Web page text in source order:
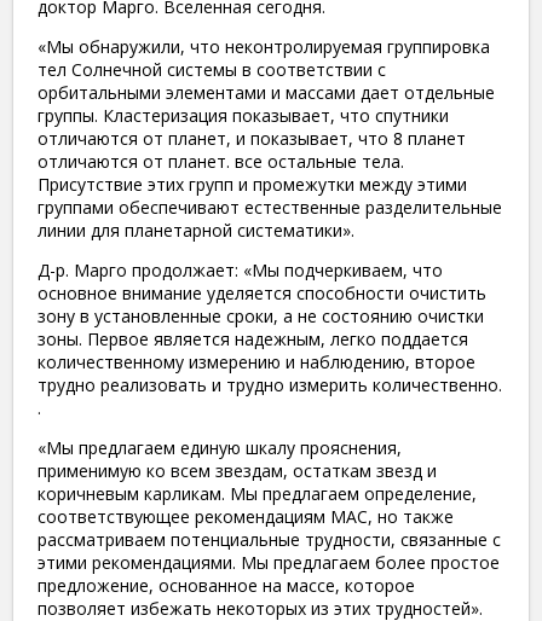
доктор Марго. Вселенная сегодня.
«Мы обнаружили, что неконтролируемая группировка
тел Солнечной системы в соответствии с
орбитальными элементами и массами дает отдельные
группы. Кластеризация показывает, что спутники
отличаются от планет, и показывает, что 8 планет
отличаются от планет. все остальные тела.
Присутствие этих групп и промежутки между этими
группами обеспечивают естественные разделительные
линии для планетарной систематики».
Д-р. Марго продолжает: «Мы подчеркиваем, что
основное внимание уделяется способности очистить
зону в установленные сроки, а не состоянию очистки
зоны. Первое является надежным, легко поддается
количественному измерению и наблюдению, второе
трудно реализовать и трудно измерить количественно.
.
«Мы предлагаем единую шкалу прояснения,
применимую ко всем звездам, остаткам звезд и
коричневым карликам. Мы предлагаем определение,
соответствующее рекомендациям МАС, но также
рассматриваем потенциальные трудности, связанные с
этими рекомендациями. Мы предлагаем более простое
предложение, основанное на массе, которое
позволяет избежать некоторых из этих трудностей».